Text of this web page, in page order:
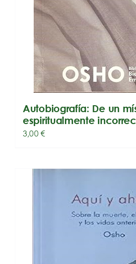
Autobiografía: De un
espiritualmente
3,00€